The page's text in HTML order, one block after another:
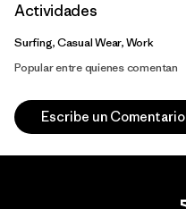
Actividades
Surfing, Casual Wear, Work
Popular entre quienes comentan
Escribe un Comentario